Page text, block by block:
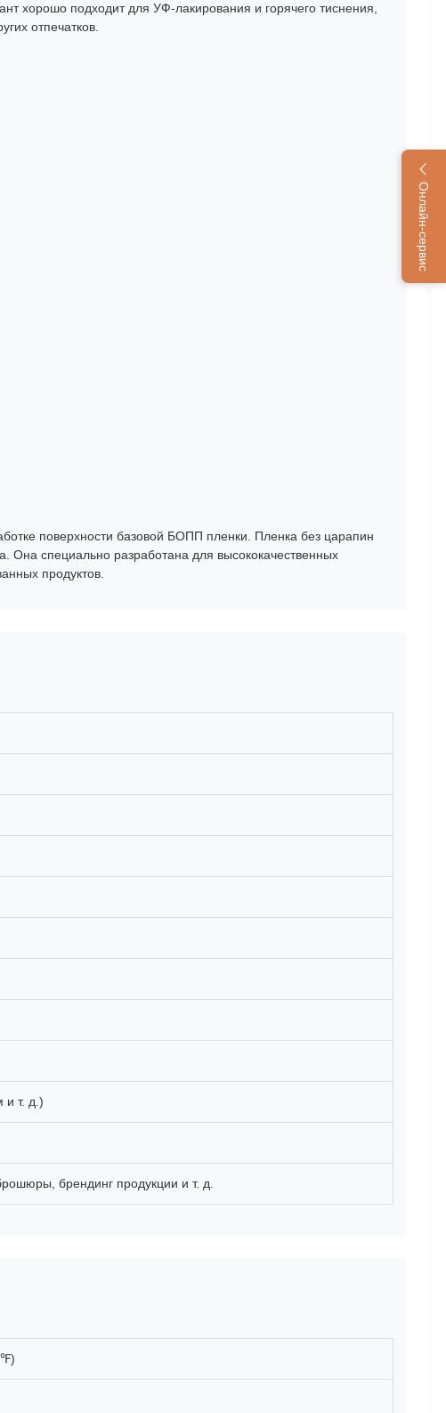
Онлайн-сервис
хорошо подходит для УФ-лакирования и горячего тиснения,
отпечатков.
поверхности базовой БОПП пленки. Пленка без царапин
Она специально разработана для высококачественных
продуктов.
т. д.)
брендинг продукции и т. д.